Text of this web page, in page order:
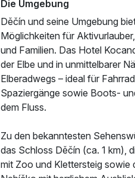
Die Umgebung
Děčín und seine Umgebung
Möglichkeiten für
und Familien. Das Hotel
der Elbe und in unmittelbarer
Elberadwegs – ideal für
Spaziergänge sowie Boots-
dem Fluss.
Zu den bekanntesten
das Schloss Děčín (ca. 1 km),
mit Zoo und Klettersteig sowie